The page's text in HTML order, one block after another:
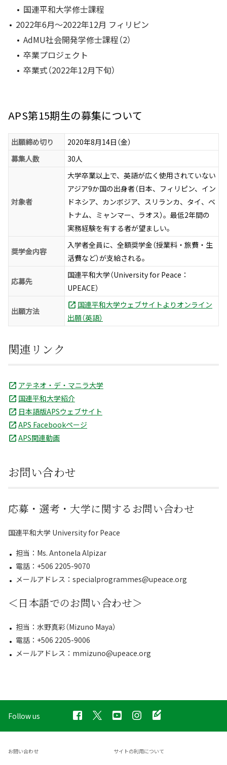
国連平和大学修士課程
2022年6月～2022年12月 フィリピン
AdMU社会開発学修士課程（2）
卒業プロジェクト
卒業式（2022年12月下旬）
APS第15期生の募集について
出願締め切り
2020年8月14日（金）
募集人数
30人
対象者
大学卒業以上で、英語が広く使用されていない
アジア9か国の出身者（日本、フィリピン、イン
ドネシア、カンボジア、スリランカ、タイ、ベ
トナム、ミャンマー、ラオス）。最低2年間の
実務経験を有する者が望ましい。
奨学金内容
入学者全員に、全額奨学金（授業料・旅費・生
活費など）が支給される。
応募先
国連平和大学（University for Peace：
UPEACE）
出願方法
国連平和大学ウェブサイトよりオンライン
出願（英語）
関連リンク
アテネオ・デ・マニラ大学
国連平和大学紹介
日本語版APSウェブサイト
APS Facebookページ
APS関連動画
お問い合わせ
応募・選考・大学に関するお問い合わせ
国連平和大学 University for Peace
担当：Ms. Antonela Alpizar
電話：+506 2205-9070
メールアドレス：specialprogrammes@upeace.org
＜日本語でのお問い合わせ＞
担当：水野真彩（Mizuno Maya）
電話：+506 2205-9006
メールアドレス：mmizuno@upeace.org
Follow us
お問い合わせ サイトの利用について